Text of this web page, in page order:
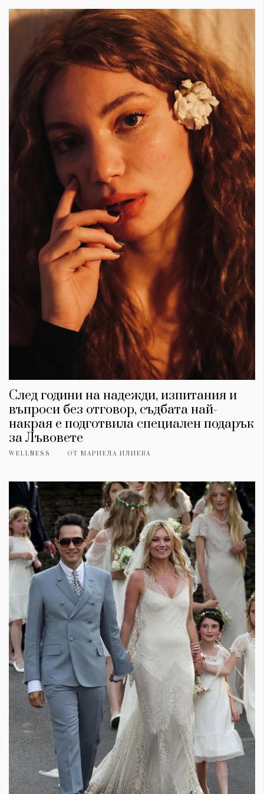
След години на надежди, изпитания и
въпроси без отговор, съдбата най-
накрая е подготвила специален подарък
за Лъвовете
WELLNESS ОТ МАРИЕЛА ИЛИЕВА